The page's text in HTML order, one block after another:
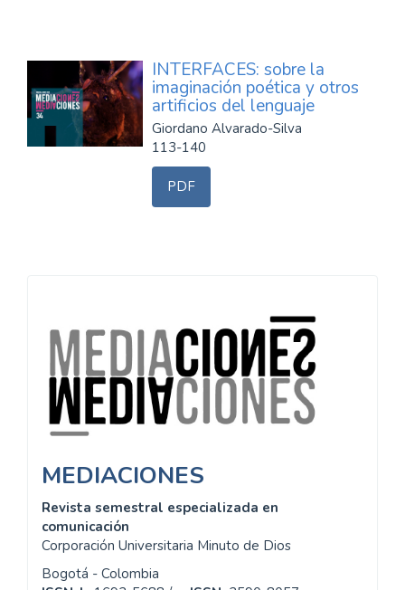
INTERFACES: sobre la
imaginación poética y otros
artificios del lenguaje
Giordano Alvarado-Silva
113-140
PDF
MEDIACIONES
Revista semestral especializada en
comunicación
Corporación Universitaria Minuto de Dios
Bogotá - Colombia